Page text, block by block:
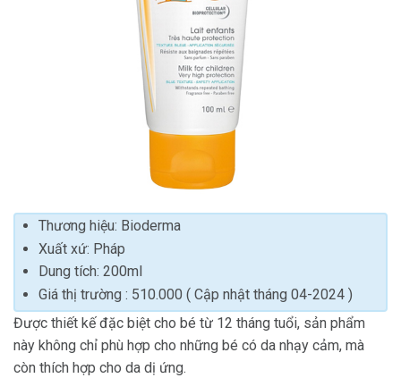
Thương hiệu: Bioderma
Xuất xứ: Pháp
Dung tích: 200ml
Giá thị trường : 510.000 ( Cập nhật tháng 04-2024 )
Được thiết kế đặc biệt cho bé từ 12 tháng tuổi, sản phẩm
này không chỉ phù hợp cho những bé có da nhạy cảm, mà
còn thích hợp cho da dị ứng.